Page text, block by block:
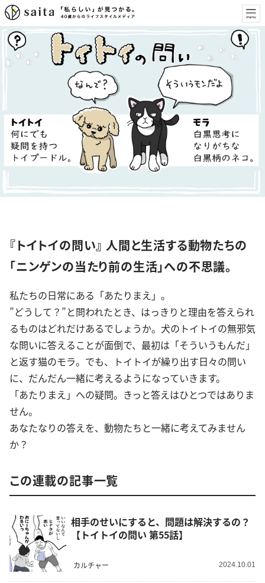
『トイトイの問い』 人間と生活する動物たちの
「ニンゲンの当たり前の生活」への不思議。
私たちの日常にある「あたりまえ」。
”どうして？”と問われたとき、はっきりと理由を答えられ
るものはどれだけあるでしょうか。犬のトイトイの無邪気
な問いに答えることが面倒で、最初は「そういうもんだ」
と返す猫のモラ。でも、トイトイが繰り出す日々の問い
に、だんだん一緒に考えるようになっていきます。
「あたりまえ」への疑問。きっと答えはひとつではありま
せん。
あなたなりの答えを、動物たちと一緒に考えてみません
か？
この連載の記事一覧
相手のせいにすると、問題は解決するの？
【トイトイの問い 第55話】
カルチャー 2024.10.01